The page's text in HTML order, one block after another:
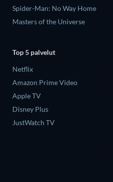
Spider-Man: No Way Home
Masters of the Universe
Top 5 palvelut
Netflix
Amazon Prime Video
Apple TV
Disney Plus
JustWatch TV